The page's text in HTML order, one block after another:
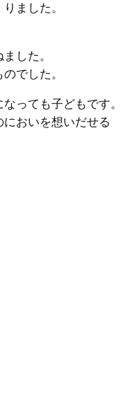
ました。
した。
でした。
っても子どもです。
おいを想いだせる